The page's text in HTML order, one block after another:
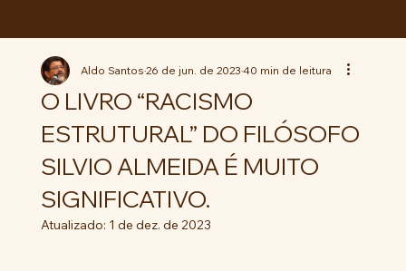
O LIVRO “RACISMO
ESTRUTURAL” DO FILÓSOFO
SILVIO ALMEIDA É MUITO
SIGNIFICATIVO.
Aldo Santos26 de jun. de 202340 min de leitura
Atualizado: 1 de dez. de 2023